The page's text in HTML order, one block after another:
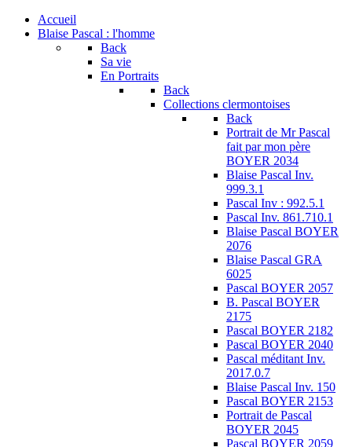
Accueil
Blaise Pascal : l'homme
Back
Sa vie
En Portraits
Back
Collections clermontoises
Back
Portrait de Mr Pascal
fait par mon père
BOYER 2034
Blaise Pascal Inv.
999.3.1
Pascal Inv : 992.5.1
Pascal Inv. 861.710.1
Blaise Pascal BOYER
2076
Blaise Pascal GRA
6025
Pascal BOYER 2057
B. Pascal BOYER
2175
Pascal BOYER 2182
Pascal BOYER 2040
Pascal méditant Inv.
2017.0.7
Blaise Pascal Inv. 150
Pascal BOYER 2153
Portrait de Pascal
BOYER 2045
Pascal BOYER 2059